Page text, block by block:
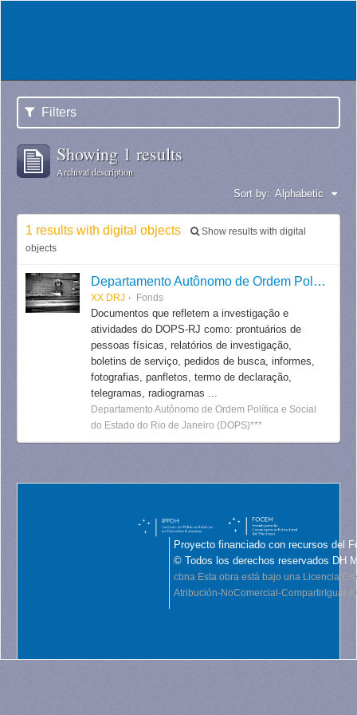
Filters
Showing 1 results
Archival description
Sort by: Alphabetic
1 results with digital objects
Show results with digital
objects
Departamento Autônomo de Ordem Política e Social do Estado do Rio de Janeiro
XX DRJ Fonds
Documentos que refletem a investigação e
atividades do DOPS-RJ como: prontuários de
pessoas físicas, relatórios de investigação,
boletins de serviço, pedidos de busca, informes,
fotografias, panfletos, termo de declaração,
telegramas, radiogramas ...
Departamento Autônomo de Ordem Política e Social
do Estado do Rio de Janeiro (DOPS)***
Proyecto financiado con recursos del
© Todos los derechos reservados DH
cbna Esta obra está bajo una Licencia
Atribución-NoComercial-CompartirIgual